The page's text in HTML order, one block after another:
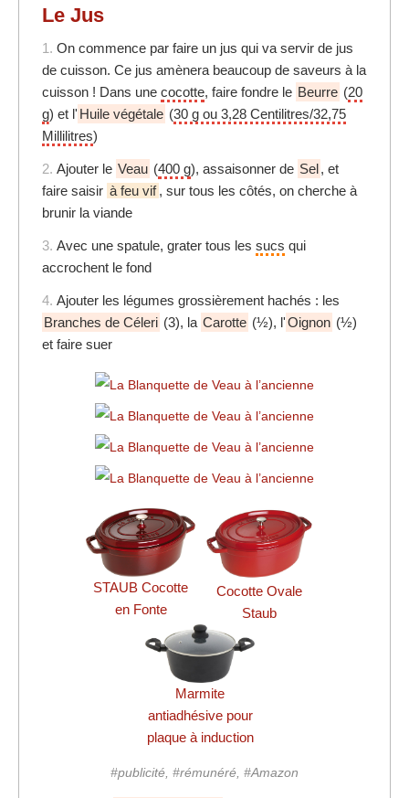
Le Jus
1. On commence par faire un jus qui va servir de jus
de cuisson. Ce jus amènera beaucoup de saveurs à la
cuisson ! Dans une cocotte, faire fondre le Beurre (20
g) et l' Huile végétale (30 g ou 3,28 Centilitres/32,75
Millilitres)
2. Ajouter le Veau (400 g), assaisonner de Sel, et
faire saisir à feu vif , sur tous les côtés, on cherche à
brunir la viande
3. Avec une spatule, grater tous les sucs qui
accrochent le fond
4. Ajouter les légumes grossièrement hachés : les
Branches de Céleri (3), la Carotte (½), l'Oignon (½)
et faire suer
STAUB Cocotte
en Fonte
Cocotte Ovale
Staub
Marmite
antiadhésive pour
plaque à induction
#publicité, #rémunéré, #Amazon